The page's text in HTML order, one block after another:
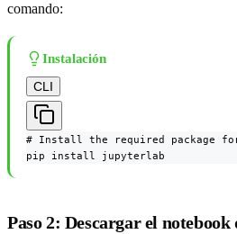
comando:
Instalación
CLI
# Install the required package
pip install jupyterlab
Paso 2: Descargar el